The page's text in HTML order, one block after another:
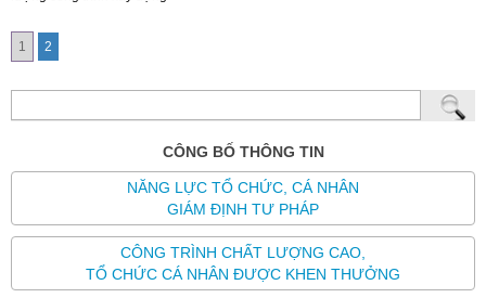
1 2
CÔNG BỐ THÔNG TIN
NĂNG LỰC TỔ CHỨC, CÁ NHÂN
GIÁM ĐỊNH TƯ PHÁP
CÔNG TRÌNH CHẤT LƯỢNG CAO,
TỔ CHỨC CÁ NHÂN ĐƯỢC KHEN THƯỞNG